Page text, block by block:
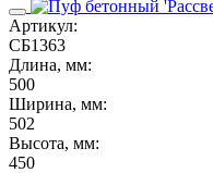
Артикул:
СБ1363
Длина, мм:
500
Ширина, мм:
502
Высота, мм:
450